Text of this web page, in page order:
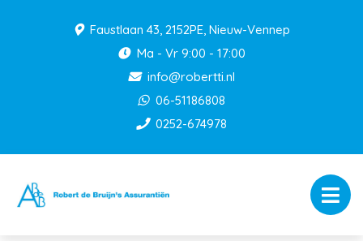
Faustlaan 43, 2152PE, Nieuw-Vennep
Ma - Vr 9:00 - 17:00
info@robertti.nl
06-51186808
0252-674978